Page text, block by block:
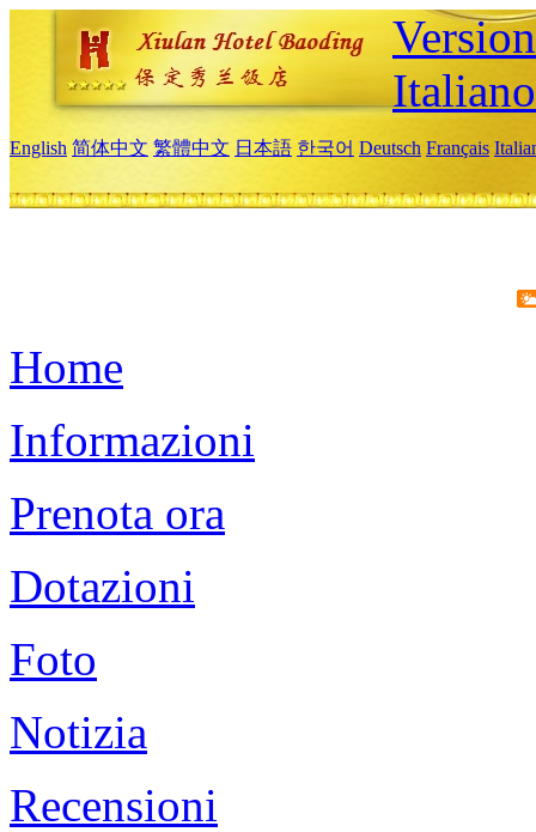
Italiano
English 简体中文 繁體中文 日本語 한국어 Deutsch Français
Home
Informazioni
Prenota ora
Dotazioni
Foto
Notizia
Recensioni